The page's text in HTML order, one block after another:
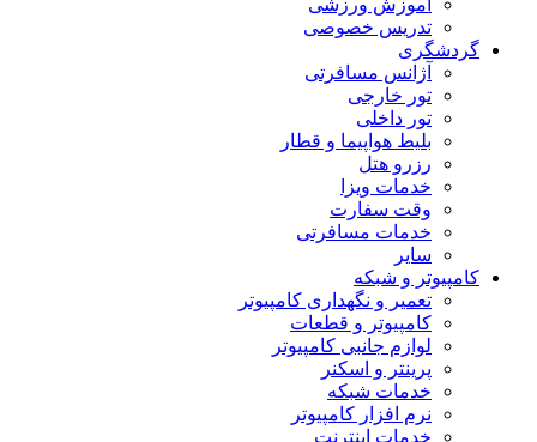
آموزش ورزشی
تدریس خصوصی
گردشگری
آژانس مسافرتی
تور خارجی
تور داخلی
بلیط هواپیما و قطار
رزرو هتل
خدمات ویزا
وقت سفارت
خدمات مسافرتی
سایر
کامپیوتر و شبکه
تعمیر و نگهداری کامپیوتر
کامپیوتر و قطعات
لوازم جانبی کامپیوتر
پرینتر و اسکنر
خدمات شبکه
نرم افزار کامپیوتر
خدمات اینترنت